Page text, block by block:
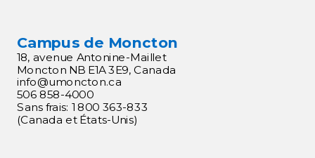
Campus de Moncton
18, avenue Antonine-Maillet
Moncton NB E1A 3E9, Canada
info@umoncton.ca
506 858-4000
Sans frais: 1 800 363-833
(Canada et États-Unis)